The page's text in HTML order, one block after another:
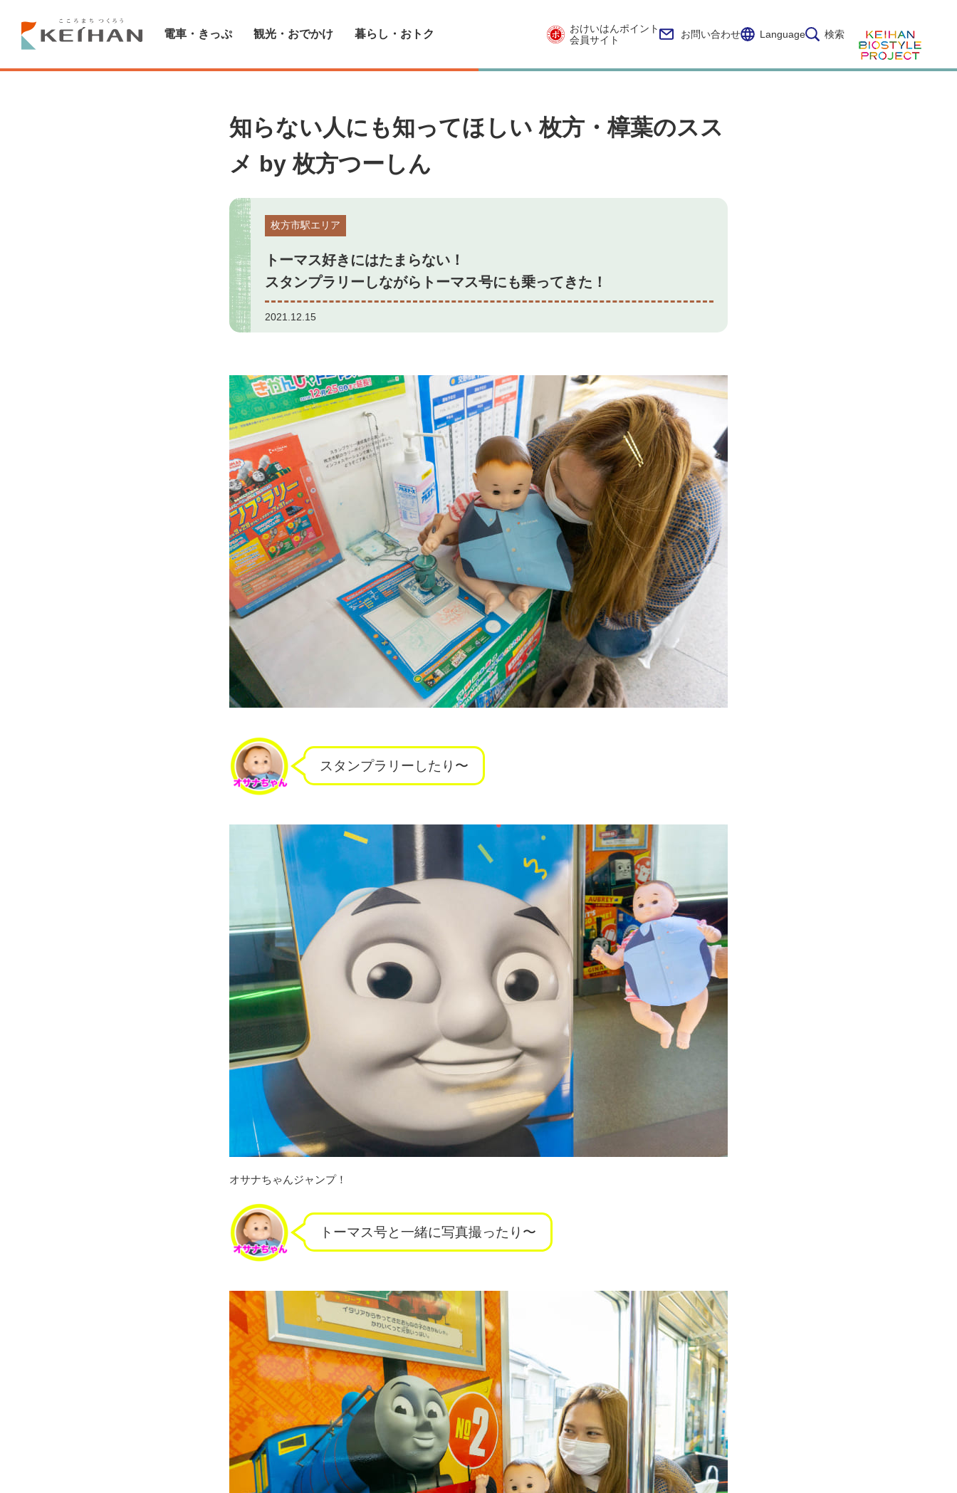
電車・きっぷ 観光・おでかけ 暮らし・おトク
おけいはんポイント
会員サイト
お問い合わせ Language 検索
知らない人にも知ってほしい 枚方・樟葉のスス
メ by 枚方つーしん
枚方市駅エリア
トーマス好きにはたまらない！
スタンプラリーしながらトーマス号にも乗ってきた！
2021.12.15
スタンプラリーしたり〜
オサナちゃんジャンプ！
トーマス号と一緒に写真撮ったり〜